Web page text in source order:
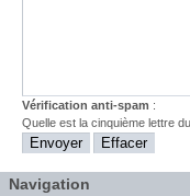
Vérification anti-spam :
Quelle est lacinquième lettre
Navigation